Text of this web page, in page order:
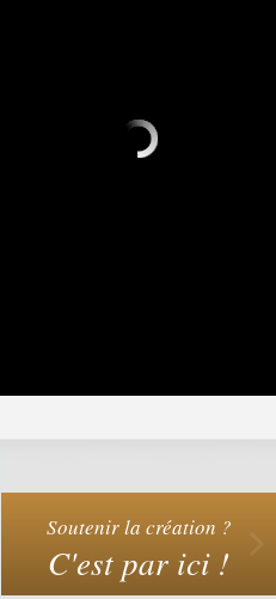
Soutenir la création ?
C'est par ici !